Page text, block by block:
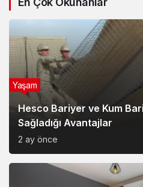
Hesco Bariyer ve Kum
Sağladığı Avantajlar
2 ay önce
Yaşam